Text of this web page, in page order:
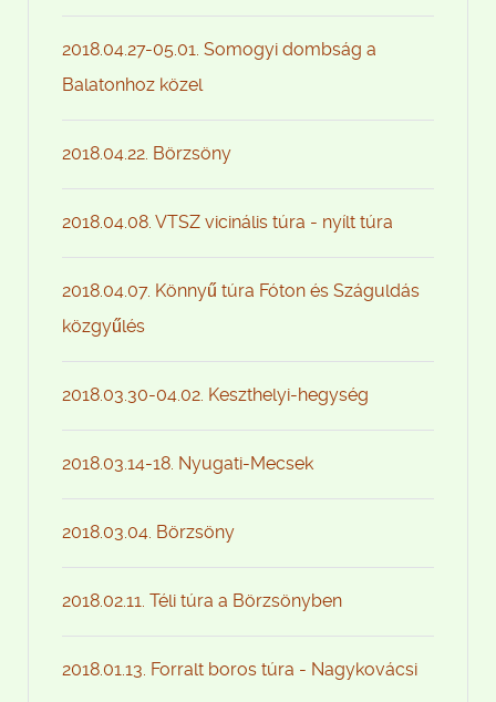
2018.04.27-05.01. Somogyi dombság a
Balatonhoz közel
2018.04.22. Börzsöny
2018.04.08. VTSZ vicinális túra - nyílt túra
2018.04.07. Könnyű túra Fóton és Száguldás
közgyűlés
2018.03.30-04.02. Keszthelyi-hegység
2018.03.14-18. Nyugati-Mecsek
2018.03.04. Börzsöny
2018.02.11. Téli túra a Börzsönyben
2018.01.13. Forralt boros túra - Nagykovácsi